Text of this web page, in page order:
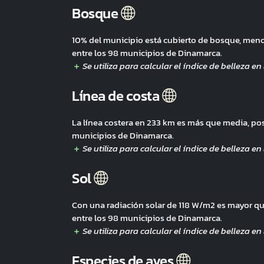
Bosque
10% del municipio está cubierto de bosque,
entre los 98 municipios de Dinamarca.
Línea de costa
La línea costera en 233 km es más que media,
municipios de Dinamarca.
Sol
Con una radiación solar de 118 W/m2 es mayor
entre los 98 municipios de Dinamarca.